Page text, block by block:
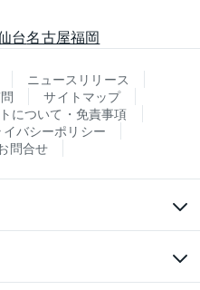
台名古屋福岡
ニュースリリース
サイトマップ
について・免責事項
バシーポリシー
問合せ